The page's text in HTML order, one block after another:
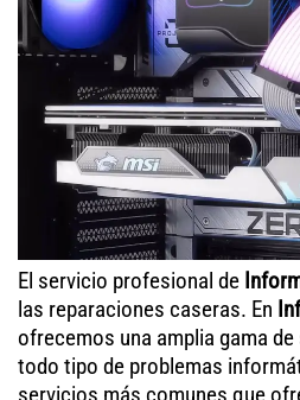
El servicio profesional de
las reparaciones caseras. En
ofrecemos una amplia gama
todo tipo de problemas
servicios más comunes que